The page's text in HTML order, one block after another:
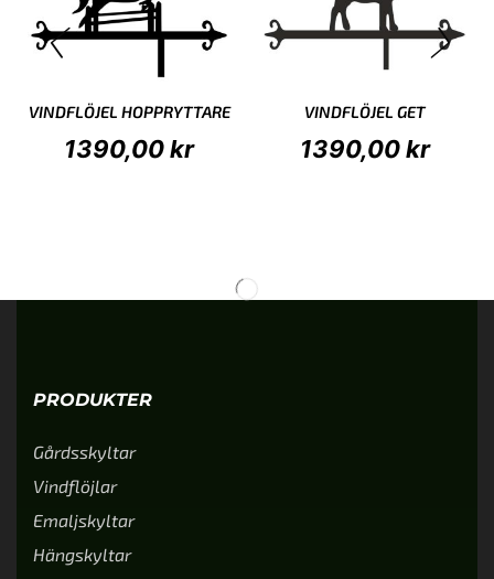
VINDFLÖJEL HOPPRYTTARE
1390,00kr
VINDFLÖJEL GET
1390,00kr
PRODUKTER
Gårdsskyltar
Vindflöjlar
Emaljskyltar
Hängskyltar